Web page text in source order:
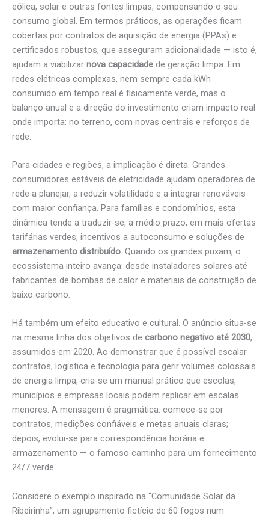
eólica, solar e outras fontes limpas, compensando o seu
consumo global. Em termos práticos, as operações ficam
cobertas por contratos de aquisição de energia (PPAs) e
certificados robustos, que asseguram adicionalidade — isto é,
ajudam a viabilizar nova capacidade de geração limpa. Em
redes elétricas complexas, nem sempre cada kWh
consumido em tempo real é fisicamente verde, mas o
balanço anual e a direção do investimento criam impacto real
onde importa: no terreno, com novas centrais e reforços de
rede.
Para cidades e regiões, a implicação é direta. Grandes
consumidores estáveis de eletricidade ajudam operadores de
rede a planejar, a reduzir volatilidade e a integrar renováveis
com maior confiança. Para famílias e condomínios, esta
dinâmica tende a traduzir-se, a médio prazo, em mais ofertas
tarifárias verdes, incentivos a autoconsumo e soluções de
armazenamento distribuído. Quando os grandes puxam, o
ecossistema inteiro avança: desde instaladores solares até
fabricantes de bombas de calor e materiais de construção de
baixo carbono.
Há também um efeito educativo e cultural. O anúncio situa-se
na mesma linha dos objetivos de carbono negativo até 2030,
assumidos em 2020. Ao demonstrar que é possível escalar
contratos, logística e tecnologia para gerir volumes colossais
de energia limpa, cria-se um manual prático que escolas,
municípios e empresas locais podem replicar em escalas
menores. A mensagem é pragmática: comece-se por
contratos, medições confiáveis e metas anuais claras;
depois, evolui-se para correspondência horária e
armazenamento — o famoso caminho para um fornecimento
24/7 verde.
Considere o exemplo inspirado na “Comunidade Solar da
Ribeirinha”, um agrupamento fictício de 60 fogos num